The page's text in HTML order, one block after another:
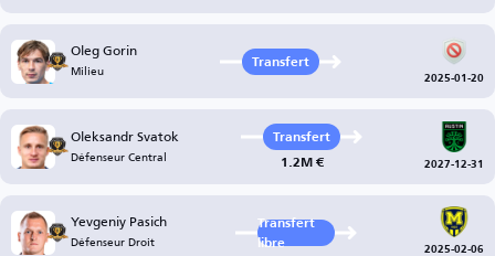
Oleg Gorin
Milieu Transfert
2025-01-20
Oleksandr Svatok
Défenseur Central
Transfert
1.2M €
2027-12-31
Yevgeniy Pasich
Défenseur Droit
Transfert
libre
2025-02-06